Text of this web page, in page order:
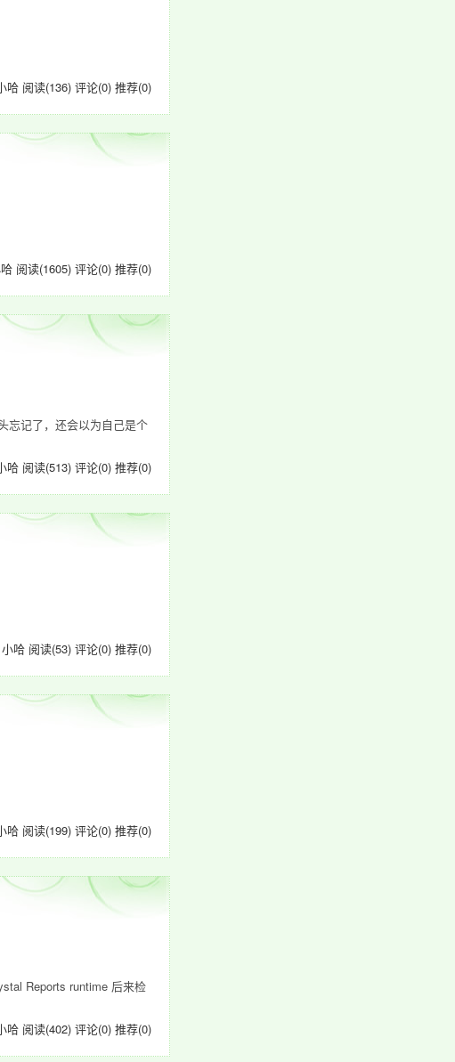
哈 阅读(136) 评论(0) 推荐(0)
阅读(1605) 评论(0) 推荐(0)
忘记了，还会以为自己是个
哈 阅读(513) 评论(0) 推荐(0)
哈 阅读(53) 评论(0) 推荐(0)
哈 阅读(199) 评论(0) 推荐(0)
Reports runtime 后来检
哈 阅读(402) 评论(0) 推荐(0)